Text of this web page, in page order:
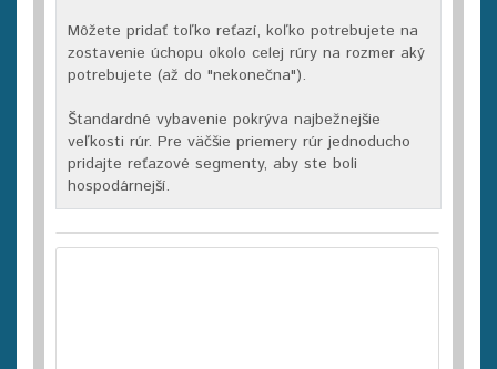
Môžete pridať toľko reťazí, koľko potrebujete na
zostavenie úchopu okolo celej rúry na rozmer aký
potrebujete (až do "nekonečna").
Štandardné vybavenie pokrýva najbežnejšie
veľkosti rúr. Pre väčšie priemery rúr jednoducho
pridajte reťazové segmenty, aby ste boli
hospodárnejší.